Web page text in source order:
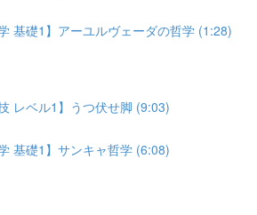
基礎1】アーユルヴェーダの哲学 (1:28)
レベル1】うつ伏せ脚 (9:03)
基礎1】サンキャ哲学 (6:08)